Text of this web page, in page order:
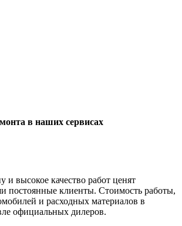
в наших сервисах
и высокое качество работ ценят
постоянные клиенты. Стоимость работы,
и расходных материалов в
официальных дилеров.